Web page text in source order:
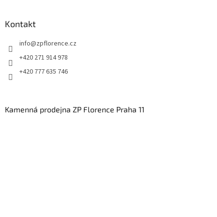
Kontakt
info@zpflorence.cz
+420 271 914 978
+420 777 635 746
Kamenná prodejna ZP Florence Praha 11